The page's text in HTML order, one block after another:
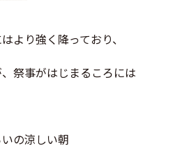
より強く降っており、
祭事がはじまるころには
の涼しい朝